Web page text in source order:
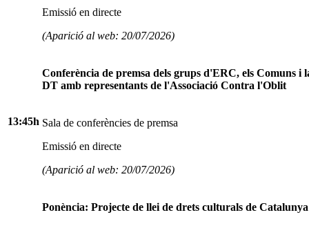
Emissió en directe
(Aparició al web: 20/07/2026)
13:45h
Conferència de premsa dels grups d'ERC, els Comuns i
DT amb representants de l'Associació Contra l'Oblit
Sala de conferències de premsa
Emissió en directe
(Aparició al web: 20/07/2026)
Ponència: Projecte de llei de drets culturals de Catalunya